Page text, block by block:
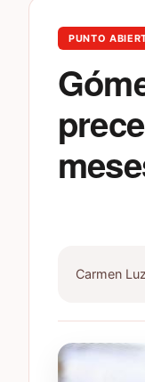
PUNTO
Carmen